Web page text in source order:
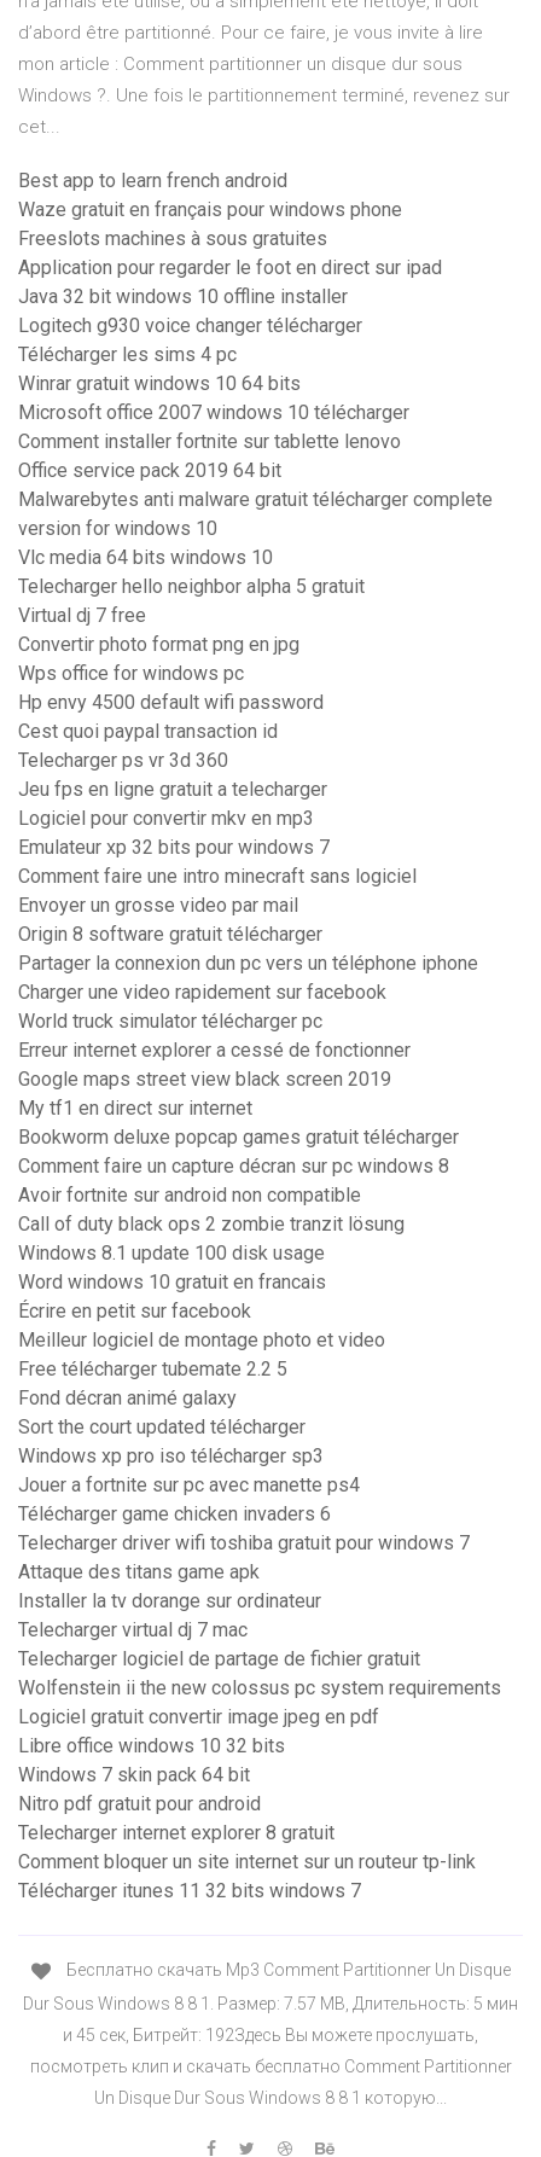
d’abord être partitionné. Pour ce faire, je vous invite à lire
mon article : Comment partitionner un disque dur sous
Windows ?. Une fois le partitionnement terminé, revenez sur
cet...
Best app to learn french android
Waze gratuit en français pour windows phone
Freeslots machines à sous gratuites
Application pour regarder le foot en direct sur ipad
Java 32 bit windows 10 offline installer
Logitech g930 voice changer télécharger
Télécharger les sims 4 pc
Winrar gratuit windows 10 64 bits
Microsoft office 2007 windows 10 télécharger
Comment installer fortnite sur tablette lenovo
Office service pack 2019 64 bit
Malwarebytes anti malware gratuit télécharger complete
version for windows 10
Vlc media 64 bits windows 10
Telecharger hello neighbor alpha 5 gratuit
Virtual dj 7 free
Convertir photo format png en jpg
Wps office for windows pc
Hp envy 4500 default wifi password
Cest quoi paypal transaction id
Telecharger ps vr 3d 360
Jeu fps en ligne gratuit a telecharger
Logiciel pour convertir mkv en mp3
Emulateur xp 32 bits pour windows 7
Comment faire une intro minecraft sans logiciel
Envoyer un grosse video par mail
Origin 8 software gratuit télécharger
Partager la connexion dun pc vers un téléphone iphone
Charger une video rapidement sur facebook
World truck simulator télécharger pc
Erreur internet explorer a cessé de fonctionner
Google maps street view black screen 2019
My tf1 en direct sur internet
Bookworm deluxe popcap games gratuit télécharger
Comment faire un capture décran sur pc windows 8
Avoir fortnite sur android non compatible
Call of duty black ops 2 zombie tranzit lösung
Windows 8.1 update 100 disk usage
Word windows 10 gratuit en francais
Écrire en petit sur facebook
Meilleur logiciel de montage photo et video
Free télécharger tubemate 2.2 5
Fond décran animé galaxy
Sort the court updated télécharger
Windows xp pro iso télécharger sp3
Jouer a fortnite sur pc avec manette ps4
Télécharger game chicken invaders 6
Telecharger driver wifi toshiba gratuit pour windows 7
Attaque des titans game apk
Installer la tv dorange sur ordinateur
Telecharger virtual dj 7 mac
Telecharger logiciel de partage de fichier gratuit
Wolfenstein ii the new colossus pc system requirements
Logiciel gratuit convertir image jpeg en pdf
Libre office windows 10 32 bits
Windows 7 skin pack 64 bit
Nitro pdf gratuit pour android
Telecharger internet explorer 8 gratuit
Comment bloquer un site internet sur un routeur tp-link
Télécharger itunes 11 32 bits windows 7
Бесплатно скачать Mp3 Comment Partitionner Un Disque
Dur Sous Windows 8 8 1. Размер: 7.57 MB, Длительность: 5 мин
и 45 сек, Битрейт: 192Здесь Вы можете прослушать,
посмотреть клип и скачать бесплатно Comment Partitionner
Un Disque Dur Sous Windows 8 8 1 которую...